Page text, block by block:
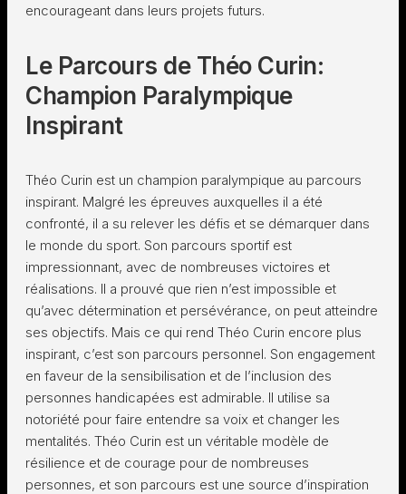
encourageant dans leurs projets futurs.
Le Parcours de Théo Curin:
Champion Paralympique
Inspirant
Théo Curin est un champion paralympique au parcours
inspirant. Malgré les épreuves auxquelles il a été
confronté, il a su relever les défis et se démarquer dans
le monde du sport. Son parcours sportif est
impressionnant, avec de nombreuses victoires et
réalisations. Il a prouvé que rien n’est impossible et
qu’avec détermination et persévérance, on peut atteindre
ses objectifs. Mais ce qui rend Théo Curin encore plus
inspirant, c’est son parcours personnel. Son engagement
en faveur de la sensibilisation et de l’inclusion des
personnes handicapées est admirable. Il utilise sa
notoriété pour faire entendre sa voix et changer les
mentalités. Théo Curin est un véritable modèle de
résilience et de courage pour de nombreuses
personnes, et son parcours est une source d’inspiration